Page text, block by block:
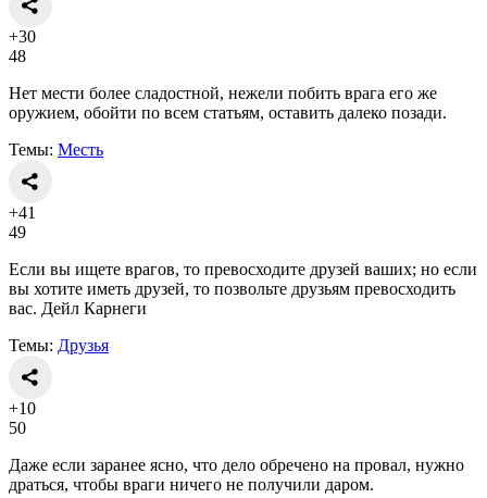
+30
48
Нет мести более сладостной, нежели побить врага его же
оружием, обойти по всем статьям, оставить далеко позади.
Темы: Месть
+41
49
Если вы ищете врагов, то превосходите друзей ваших; но если
вы хотите иметь друзей, то позвольте друзьям превосходить
вас. Дейл Карнеги
Темы: Друзья
+10
50
Даже если заранее ясно, что дело обречено на провал, нужно
драться, чтобы враги ничего не получили даром.